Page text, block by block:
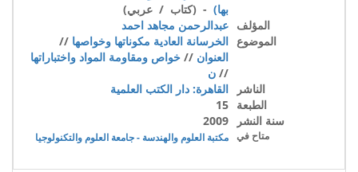
بها) - (كتاب / عربي)
المؤلف عبدالرحمن مجاهد احمد
الموضوع الخرسانة العادية مكوناتها وخواصها //
العنوان // خواص ومقاومة المواد واختباراتها
// ن
الناشر
القاهرة: دار الكتب العلمية
الطبعة 15
سنة النشر
2009
متاح في مكتبة العلوم والهندسة - جامعة العلوم والتكنولوجيا